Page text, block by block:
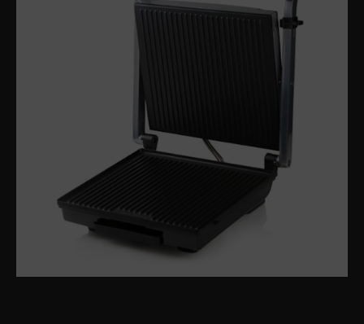
Аудиотехника для автомобилей
Санкерамика
Дом и Сад
Мебель